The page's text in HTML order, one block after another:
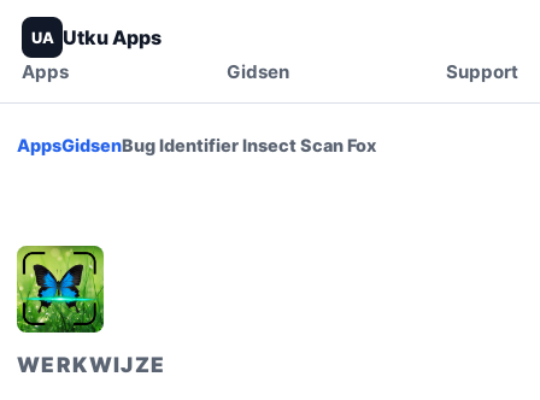
UA Utku Apps
Apps Gidsen Support
AppsGidsenBug Identifier Insect Scan Fox
WERKWIJZE